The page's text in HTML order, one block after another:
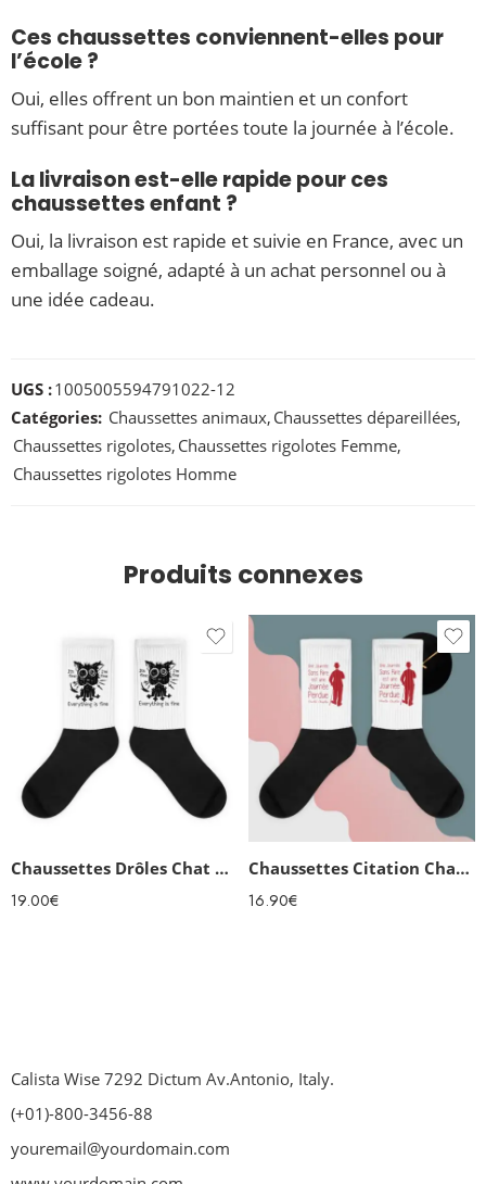
Ces chaussettes conviennent-elles pour
l’école ?
Oui, elles offrent un bon maintien et un confort
suffisant pour être portées toute la journée à l’école.
La livraison est-elle rapide pour ces
chaussettes enfant ?
Oui, la livraison est rapide et suivie en France, avec un
emballage soigné, adapté à un achat personnel ou à
une idée cadeau.
UGS :1005005594791022-12
Catégories: Chaussettes animaux, Chaussettes dépareillées,
Chaussettes rigolotes, Chaussettes rigolotes Femme,
Chaussettes rigolotes Homme
Produits connexes
Chaussettes Drôles Chat noir
19.00€
Chaussettes Citation Charlie Chaplin
16.90€
Calista Wise 7292 Dictum Av.Antonio, Italy.
(+01)-800-3456-88
youremail@yourdomain.com